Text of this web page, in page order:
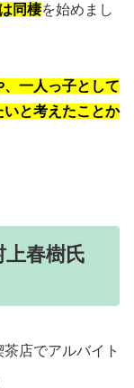
同棲を始めまし
一人っ子として
と考えたことか
春樹氏
店でアルバイト